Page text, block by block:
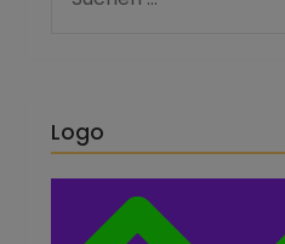
Logo